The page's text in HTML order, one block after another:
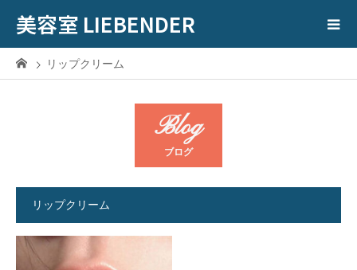
美容室 LIEBENDER
リップクリーム
Blog
ブログ
リップクリーム